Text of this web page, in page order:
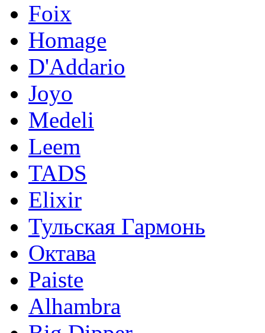
Foix
Homage
D'Addario
Joyo
Medeli
Leem
TADS
Elixir
Тульская Гармонь
Октава
Paiste
Alhambra